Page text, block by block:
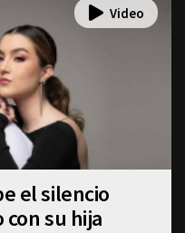
el silencio
su hija